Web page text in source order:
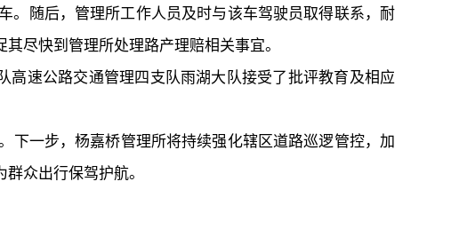
。随后，管理所工作人员及时与该车驾驶员取得联系，耐
尽快到管理所处理路产理赔相关事宜。
速公路交通管理四支队雨湖大队接受了批评教育及相应
下一步，杨嘉桥管理所将持续强化辖区道路巡逻管控，加
众出行保驾护航。